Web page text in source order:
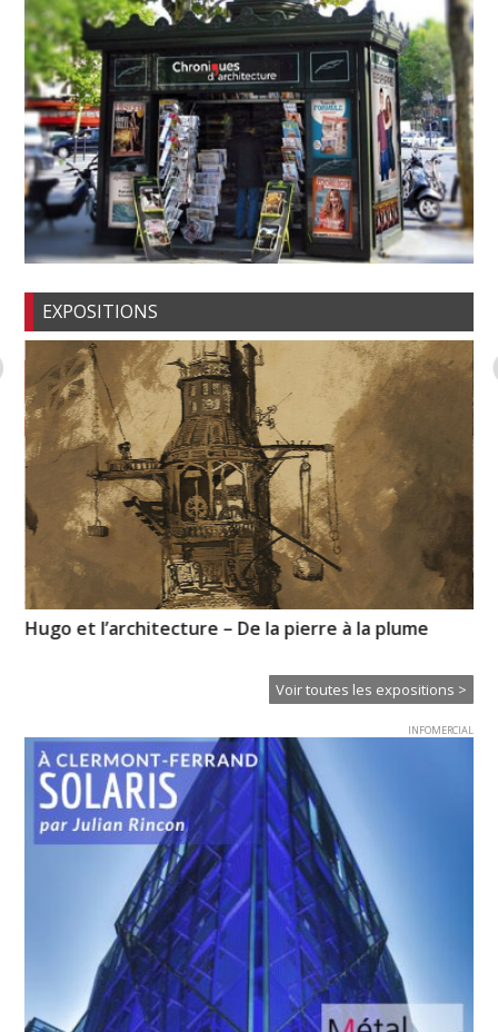
EXPOSITIONS
Hugo et l’architecture – De la pierre à la plume
Voir toutes les expositions >
INFOMERCIAL